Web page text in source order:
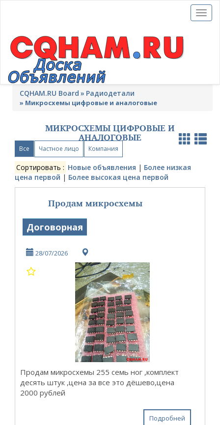
Toggle
CQHAM.RU Board Радиодетали
» Микросхемы цифровые и аналоговые
МИКРОСХЕМЫ ЦИФРОВЫЕ И
АНАЛОГОВЫЕ
Все Частное лицо Компания
Сортировать : Новые объявления | Более низкая
цена первой | Более высокая цена первой
Продам микросхемы
Договорная
28/07/2026
Продам микросхемы 255 семь ног ,комплект
десять штук ,цена за все это дёшево,цена
2000 рублей
Подробней